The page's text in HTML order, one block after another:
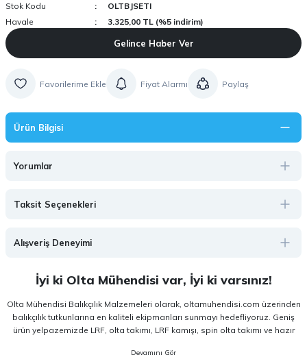
Stok Kodu
OLTBJSETI
Havale
3.325,00 TL (%5 indirim)
Gelince Haber Ver
Fiyat Alarmı Paylaş
Ürün Bilgisi
Yorumlar
Taksit Seçenekleri
Alışveriş Deneyimi
İyi ki Olta Mühendisi var, İyi ki varsınız!
Olta Mühendisi Balıkçılık Malzemeleri olarak, oltamuhendisi.com üzerinden
balıkçılık tutkunlarına en kaliteli ekipmanları sunmayı hedefliyoruz. Geniş
ürün yelpazemizde LRF, olta takımı, LRF kamışı, spin olta takımı ve hazır